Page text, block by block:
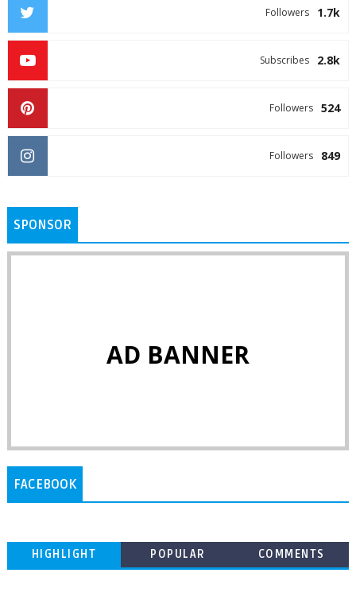
1.7k
Followers
2.8k
Subscribes
524
Followers
849
Followers
SPONSOR
AD BANNER
FACEBOOK
HIGHLIGHT POPULAR COMMENTS